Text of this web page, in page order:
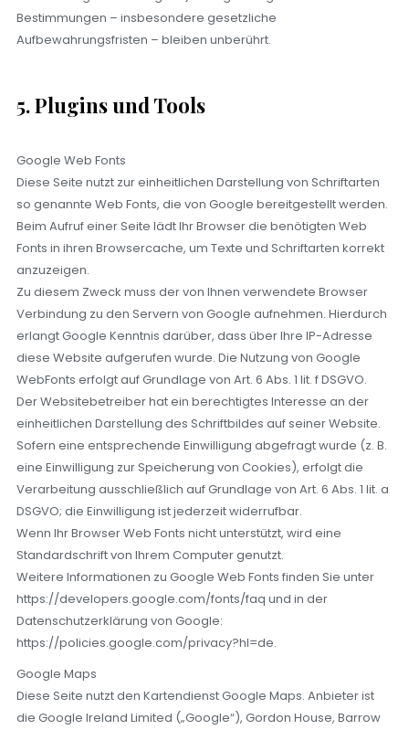
Bestimmungen – insbesondere gesetzliche
Aufbewahrungsfristen – bleiben unberührt.
5. Plugins und Tools
Google Web Fonts
Diese Seite nutzt zur einheitlichen Darstellung von Schriftarten
so genannte Web Fonts, die von Google bereitgestellt werden.
Beim Aufruf einer Seite lädt Ihr Browser die benötigten Web
Fonts in ihren Browsercache, um Texte und Schriftarten korrekt
anzuzeigen.
Zu diesem Zweck muss der von Ihnen verwendete Browser
Verbindung zu den Servern von Google aufnehmen. Hierdurch
erlangt Google Kenntnis darüber, dass über Ihre IP-Adresse
diese Website aufgerufen wurde. Die Nutzung von Google
WebFonts erfolgt auf Grundlage von Art. 6 Abs. 1 lit. f DSGVO.
Der Websitebetreiber hat ein berechtigtes Interesse an der
einheitlichen Darstellung des Schriftbildes auf seiner Website.
Sofern eine entsprechende Einwilligung abgefragt wurde (z. B.
eine Einwilligung zur Speicherung von Cookies), erfolgt die
Verarbeitung ausschließlich auf Grundlage von Art. 6 Abs. 1 lit. a
DSGVO; die Einwilligung ist jederzeit widerrufbar.
Wenn Ihr Browser Web Fonts nicht unterstützt, wird eine
Standardschrift von Ihrem Computer genutzt.
Weitere Informationen zu Google Web Fonts finden Sie unter
https://developers.google.com/fonts/faq und in der
Datenschutzerklärung von Google:
https://policies.google.com/privacy?hl=de.
Google Maps
Diese Seite nutzt den Kartendienst Google Maps. Anbieter ist
die Google Ireland Limited („Google“), Gordon House, Barrow